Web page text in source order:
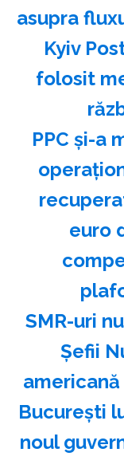
asupra
Kyiv
folosit
PPC și-a
euro
SMR-uri
Șefii
București
noul